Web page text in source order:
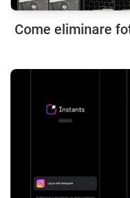
Come eliminare